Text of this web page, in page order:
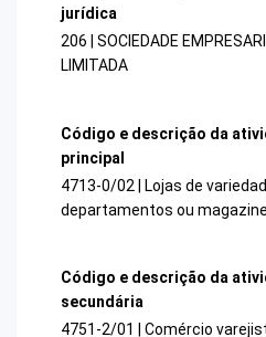
jurídica
206 | SOCIEDADE
LIMITADA
Código e descrição da
principal
4713-0/02 | Lojas de
departamentos ou
Código e descrição da
secundária
4751-2/01 | Comércio